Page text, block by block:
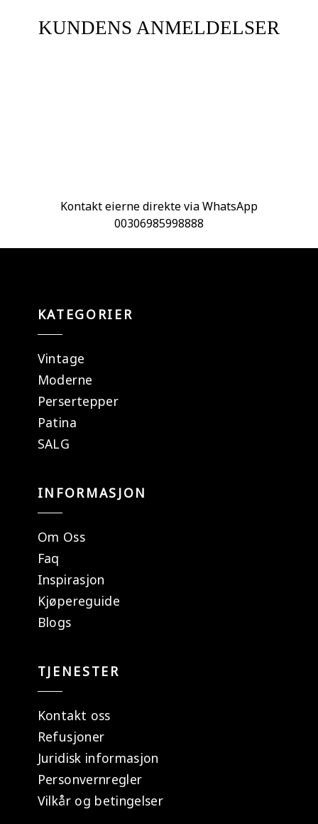
KUNDENS ANMELDELSER
Kontakt eierne direkte via WhatsApp
00306985998888
KATEGORIER
Vintage
Moderne
Persertepper
Patina
SALG
INFORMASJON
Om Oss
Faq
Inspirasjon
Kjøpereguide
Blogs
TJENESTER
Kontakt oss
Refusjoner
Juridisk informasjon
Personvernregler
Vilkår og betingelser